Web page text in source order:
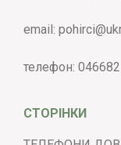
email:
телефон: 046682
СТОРІНКИ